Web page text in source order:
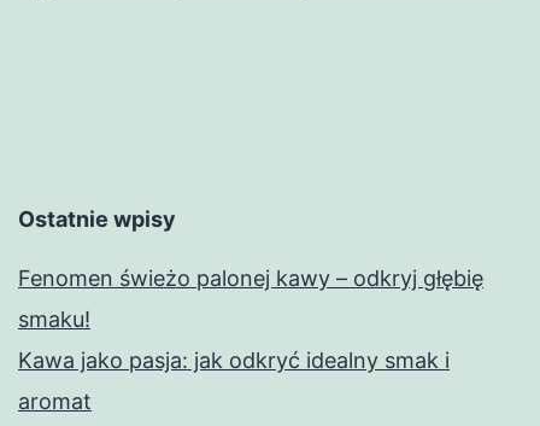
Ostatnie wpisy
Fenomen świeżo palonej kawy – odkryj głębię
smaku!
Kawa jako pasja: jak odkryć idealny smak i
aromat